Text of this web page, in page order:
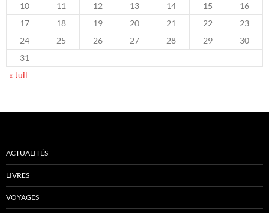
10
11 12 13 14 15
16
17
18 19 20 21 22
23
24
25 26 27 28 29
30
31
« Juil
ACTUALITÉS
LIVRES
VOYAGES